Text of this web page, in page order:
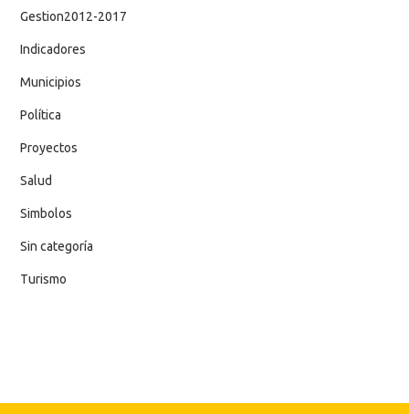
Gestion2012-2017
Indicadores
Municipios
Política
Proyectos
Salud
Simbolos
Sin categoría
Turismo